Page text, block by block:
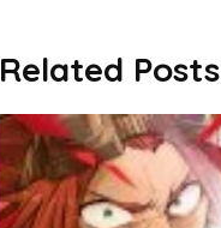
Related Posts